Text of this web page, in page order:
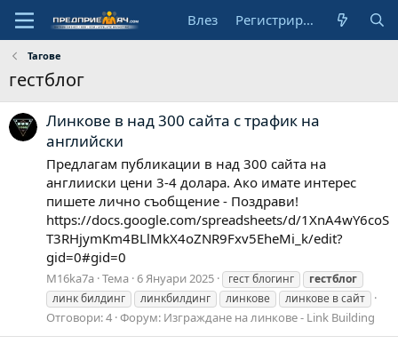
Влез Регистрирай се
Тагове
гестблог
Линкове в над 300 сайта с трафик на
английски
Предлагам публикации в над 300 сайта на
англииски цени 3-4 долара. Ако имате интерес
пишете лично съобщение - Поздрави!
https://docs.google.com/spreadsheets/d/1XnA4wY6coS
T3RHjymKm4BLlMkX4oZNR9Fxv5EheMi_k/edit?
gid=0#gid=0
M16ka7a Тема 6 Януари 2025 гест блогинг
гестблог
линк билдинг
линкбилдинг линкове линкове в сайт
Отговори: 4 Форум: Изграждане на линкове - Link Building